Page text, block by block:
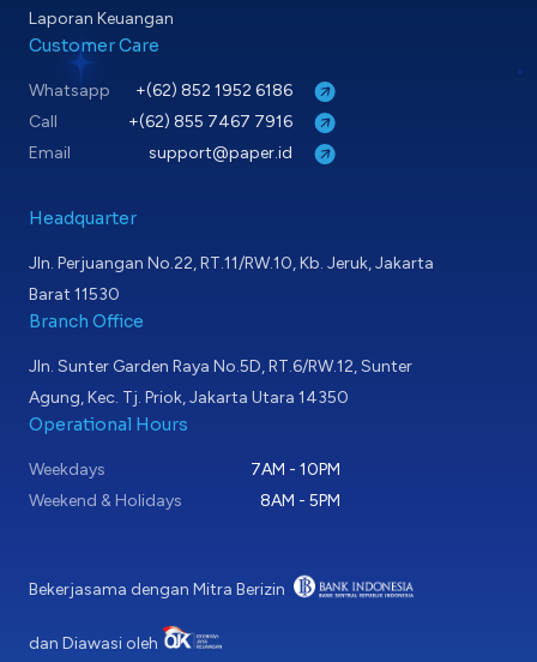
Laporan Keuangan
Customer Care
Whatsapp
+(62) 852 1952 6186
Call
+(62) 855 7467 7916
Email
support@paper.id
Headquarter
Jln. Perjuangan No.22, RT.11/RW.10, Kb. Jeruk, Jakarta
Barat 11530
Branch Office
Jln. Sunter Garden Raya No.5D, RT.6/RW.12, Sunter
Agung, Kec. Tj. Priok, Jakarta Utara 14350
Operational Hours
Weekdays
7AM - 10PM
Weekend & Holidays
8AM - 5PM
Bekerjasama dengan Mitra Berizin
dan Diawasi oleh